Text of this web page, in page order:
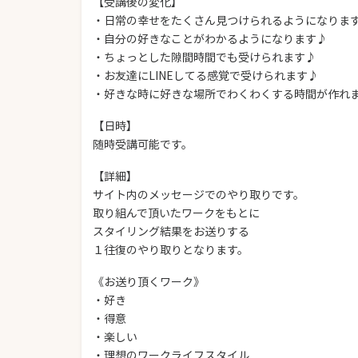
・日常の幸せをたくさん見つけられるようになりま
・自分の好きなことがわかるようになります♪
・ちょっとした隙間時間でも受けられます♪
・お友達にLINEしてる感覚で受けられます♪
・好きな時に好きな場所でわくわくする時間が作れ
【日時】
随時受講可能です。
【詳細】
サイト内のメッセージでのやり取りです。
取り組んで頂いたワークをもとに
スタイリング結果をお送りする
１往復のやり取りとなります。
《お送り頂くワーク》
・好き
・得意
・楽しい
・理想のワークライフスタイル